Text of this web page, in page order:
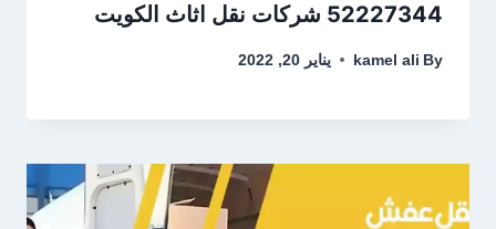
52227344 شركات نقل اثاث الكويت
By
kamel ali يناير 20, 2022